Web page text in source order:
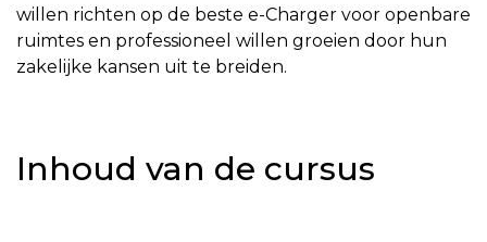
willen richten op de beste e-Charger voor openbare
ruimtes en professioneel willen groeien door hun
zakelijke kansen uit te breiden.
Inhoud van de cursus